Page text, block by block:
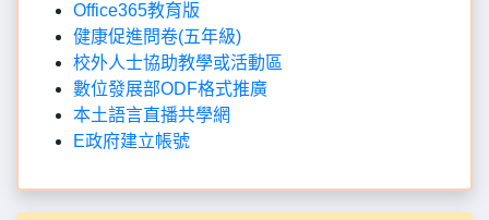
Office365教育版
健康促進問卷(五年級)
校外人士協助教學或活動區
數位發展部ODF格式推廣
本土語言直播共學網
E政府建立帳號